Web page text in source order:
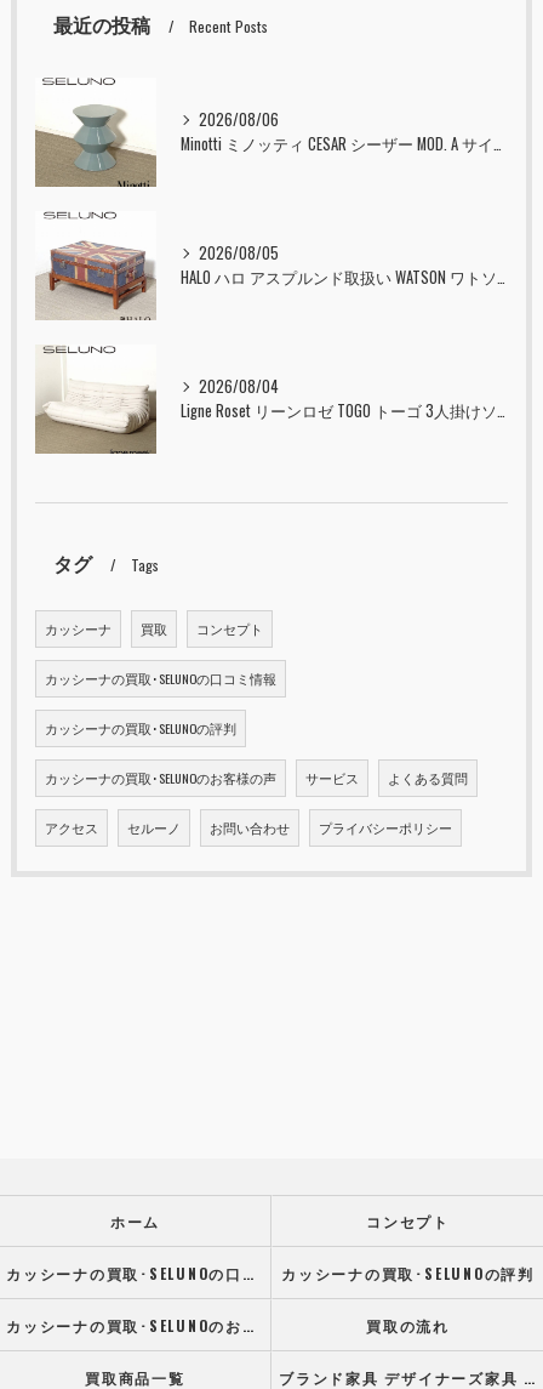
最近の投稿 Recent Posts
2026/08/06
2026/08/05
2026/08/04
タグ Tags
カッシーナ 買取 コンセプト
カッシーナの買取･SELUNOの口コミ情報
カッシーナの買取･SELUNOの評判
カッシーナの買取･SELUNOのお客様の声 サービス よくある質問
アクセス セルーノ お問い合わせ プライバシーポリシー
ホーム コンセプト
カッシーナの買取･SELUNOの口コミ情報 カッシーナの買取･SELUNOの評判
カッシーナの買取･SELUNOのお客様の声 買取の流れ
買取商品一覧 ブランド家具 デザイナーズ家具 高級オフィス家具